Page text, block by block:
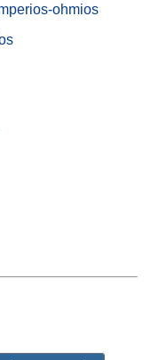
ohmios